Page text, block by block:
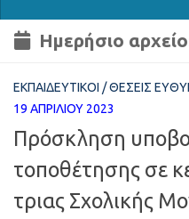
Ημερήσιο
ΕΚΠΑΙΔΕΥΤΙΚΟΊ /ΘΈΣΕΙΣ
19 ΑΠΡΙΛΊΟΥ 2023
Πρόσκληση
τοποθέτησης σε
τριας Σχολικής